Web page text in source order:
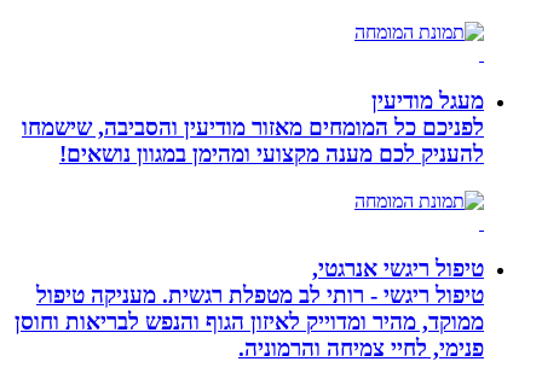
מעגל מודיעין
לפניכם כל המומחים מאזור מודיעין והסביבה, שישמחו
להעניק לכם מענה מקצועי ומהימן במגוון נושאים!
טיפול ריגשי אנרגטי,
טיפול ריגשי - רותי לב מטפלת רגשית. מעניקה טיפול
ממוקד, מהיר ומדוייק לאיזון הגוף והנפש לבריאות וחוסן
פנימי, לחיי צמיחה והרמוניה.